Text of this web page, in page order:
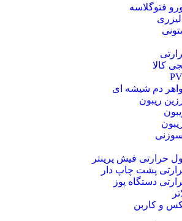
فتوگلاسه
کالا
دم شیشه ای
ریبون
حرارتی فیش پرینتر
پشت چاپ دار
دستگاه پوز
و کاربن